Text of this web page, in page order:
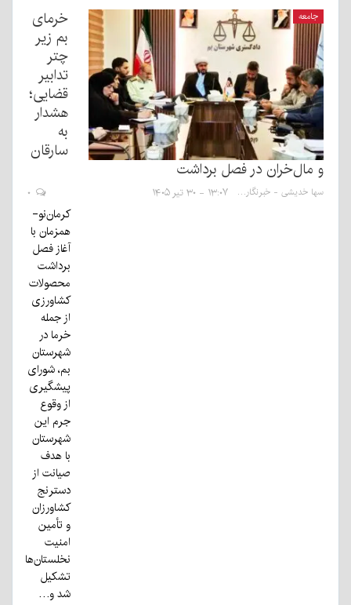
جامعه
خرمای
بم زیر
چتر
تدابیر
قضایی؛
هشدار
به
سارقان
و مال‌خران در فصل برداشت
سها خدیشی - خبرنگار ۱۳:۰۷ - ۳۰ تیر ۱۴۰۵
کرمان‌نو-
همزمان با
آغاز فصل
برداشت
محصولات
کشاورزی
از جمله
خرما در
شهرستان
بم، شورای
پیشگیری
از وقوع
جرم این
شهرستان
با هدف
صیانت از
دسترنج
کشاورزان
و تأمین
امنیت
نخلستان‌ها
تشکیل
شد و…